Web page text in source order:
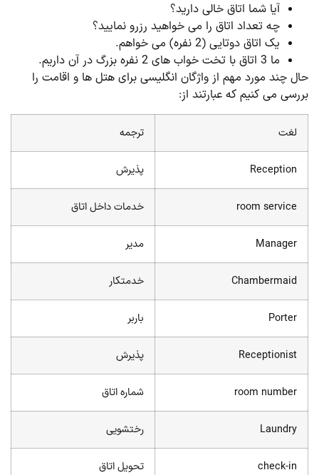
آیا شما اتاق خالی دارید؟
چه تعداد اتاق را می خواهید رزرو نمایید؟
یک اتاق دوتایی (2 نفره) می خواهم.
ما 3 اتاق با تخت خواب های 2 نفره بزرگ در آن داریم.
چند مورد مهم از واژگان انگلیسی برای هتل ها و اقامت را
می کنیم که عبارتند از:
ترجمه
Reception پذیرش
room service خدمات داخل اتاق
Manager مدیر
Chambermaid خدمتکار
Porter
Receptionist پذیرش
room number شماره اتاق
Laundry رختشویی
check-in تحویل اتاق